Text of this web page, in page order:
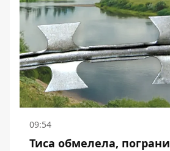
09:54
Тиса обмелела,